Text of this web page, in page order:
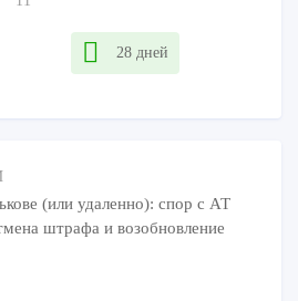
28 дней
(или удаленно): спор с АТ
штрафа и возобновление